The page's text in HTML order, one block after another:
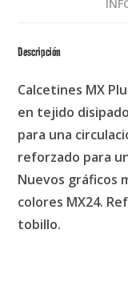
Descripción
Calcetines MX
en tejido
para una
reforzado para
Nuevos gráficos
colores MX24.
tobillo.